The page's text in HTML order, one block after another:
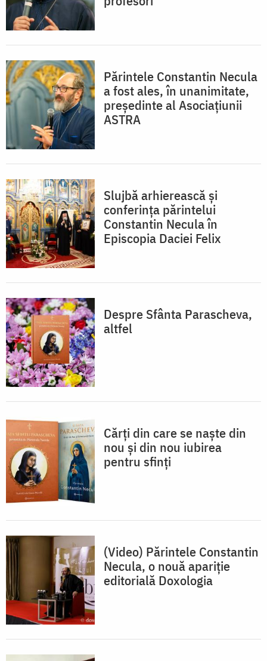
Părintele Constantin Necula
a fost ales, în unanimitate,
președinte al Asociațiunii
ASTRA
Slujbă arhierească și
conferința părintelui
Constantin Necula în
Episcopia Daciei Felix
Despre Sfânta Parascheva,
altfel
Cărți din care se naște din
nou și din nou iubirea
pentru sfinți
(Video) Părintele Constantin
Necula, o nouă apariție
editorială Doxologia